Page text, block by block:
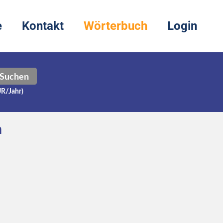
Kontakt Wörterbuch Login
Suchen
Jahr)